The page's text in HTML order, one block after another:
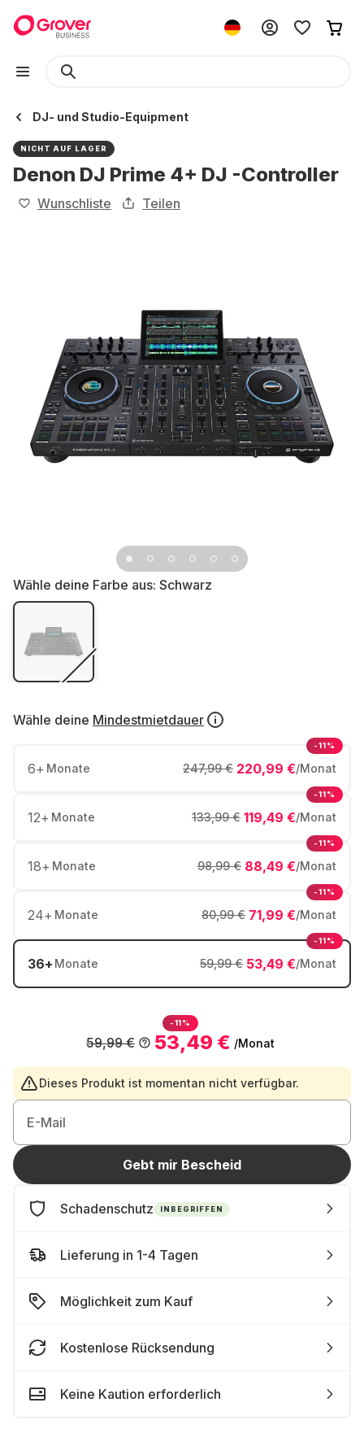
DJ- und Studio-Equipment
NICHT AUF LAGER
Denon DJ Prime 4+ DJ -Controller
Wunschliste Teilen
Wähle deine Farbe aus: Schwarz
Wähle deine Mindestmietdauer
6+ Monate 220,99 €/Monat
247,99 €
-11%
12+ Monate 119,49 €/Monat
133,99 €
-11%
18+ Monate 88,49 €/Monat
98,99 €
-11%
24+ Monate 71,99 €/Monat
80,99 €
-11%
36+ Monate 53,49 €/Monat
59,99 €
-11%
-11%
53,49 € /Monat
59,99 €
Dieses Produkt ist momentan nicht verfügbar.
E-Mail
Gebt mir Bescheid
Schadenschutz INBEGRIFFEN
Lieferung in 1-4 Tagen
Möglichkeit zum Kauf
Kostenlose Rücksendung
Keine Kaution erforderlich